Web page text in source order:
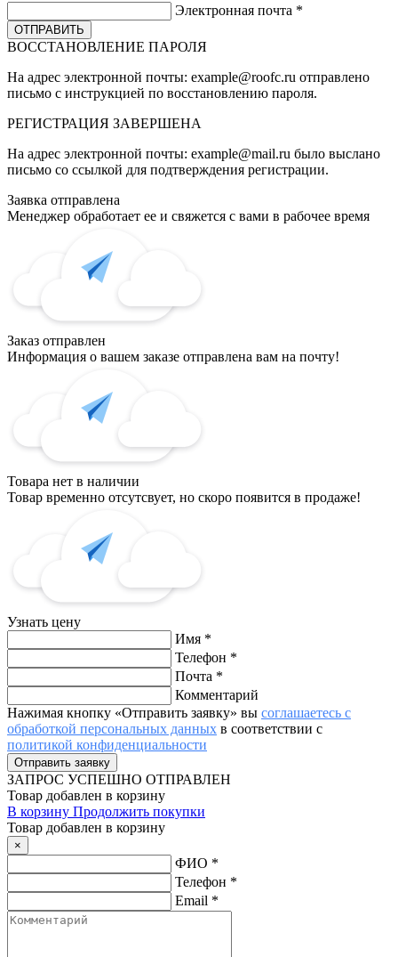
Электронная почта *
ВОССТАНОВЛЕНИЕ ПАРОЛЯ
На адрес электронной почты: example@roofc.ru отправлено
письмо с инструкцией по восстановлению пароля.
РЕГИСТРАЦИЯ ЗАВЕРШЕНА
На адрес электронной почты: example@mail.ru было выслано
письмо со ссылкой для подтверждения регистрации.
Заявка отправлена
Менеджер обработает ее и свяжется с вами в рабочее время
Заказ отправлен
Информация о вашем заказе отправлена вам на почту!
Товара нет в наличии
Товар временно отсутсвует, но скоро появится в продаже!
Узнать цену
Имя *
Телефон *
Почта *
Комментарий
Нажимая кнопку «Отправить заявку» вы соглашаетесь с
обработкой персональных данных в соответствии с
политикой конфиденциальности
ЗАПРОС УСПЕШНО ОТПРАВЛЕН
Товар добавлен в корзину
В корзину Продолжить покупки
Товар добавлен в корзину
×
ФИО *
Телефон *
Email *